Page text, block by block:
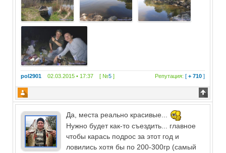
pol2901 02.03.2015 • 17:37 [ №5 ] Репутация: [+ 710 ]
Да, места реально красивые...
Нужно будет как-то съездить... главное
чтобы карась подрос за этот год и
ловились хотя бы по 200-300гр (самый